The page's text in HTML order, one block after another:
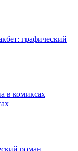
графический